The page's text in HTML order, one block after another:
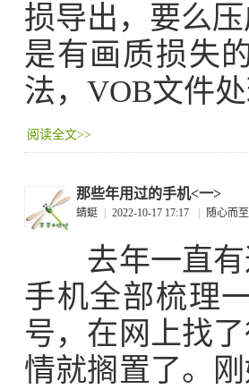
损导出，要么
是有画质损失
法，VOB文件
阅读全文>>
那些年用过的手机<一>
蜻蜓 2022-10-17 17:17 随心而至
去年一直有
手机全部梳理
号，在网上找
情就搁置了。